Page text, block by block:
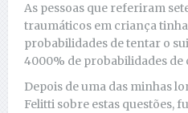
As pessoas que referiram
traumáticos em criança
probabilidades de tentar o
4000% de probabilidades
Depois de uma das minhas
Felitti sobre estas questões,